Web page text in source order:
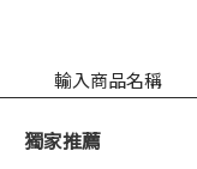
獨家推薦